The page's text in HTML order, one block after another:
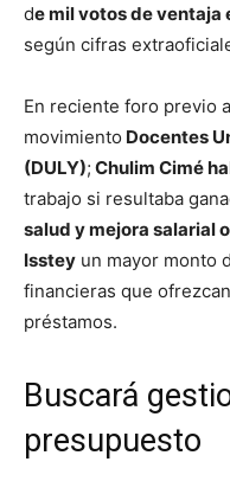
de mil votos de ventaja
según cifras
En reciente foro previo
movimiento Docentes
(DULY); Chulim Cimé
trabajo si resultaba
salud y mejora salarial
Isstey un mayor monto
financieras que
préstamos.
Buscará
presupuesto